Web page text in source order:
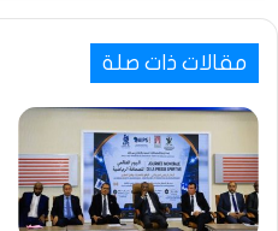
مقالات ذات صلة